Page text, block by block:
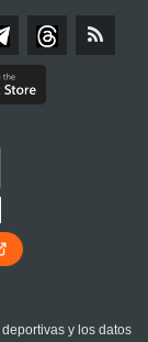
y los datos